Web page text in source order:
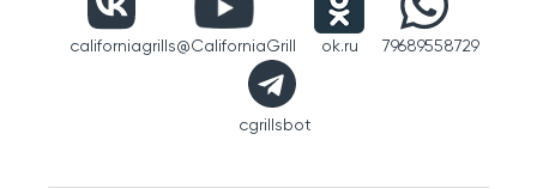
californiagrills@CaliforniaGrill ok.ru 79689558729
cgrillsbot